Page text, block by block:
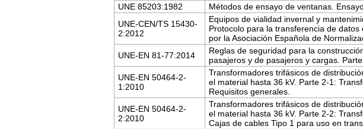
UNE 85203:1982
Métodos de ensayo de ventanas.
UNE-CEN/TS 15430-
2:2012
Equipos de vialidad invernal y
Protocolo para la transferencia de
por la Asociación Española de
UNE-EN 81-77:2014
Reglas de seguridad para la
pasajeros y de pasajeros y cargas.
UNE-EN 50464-2-
1:2010
Transformadores trifásicos de
el material hasta 36 kV. Parte 2-1:
Requisitos generales.
UNE-EN 50464-2-
2:2010
Transformadores trifásicos de
el material hasta 36 kV. Parte 2-2:
Cajas de cables Tipo 1 para uso en